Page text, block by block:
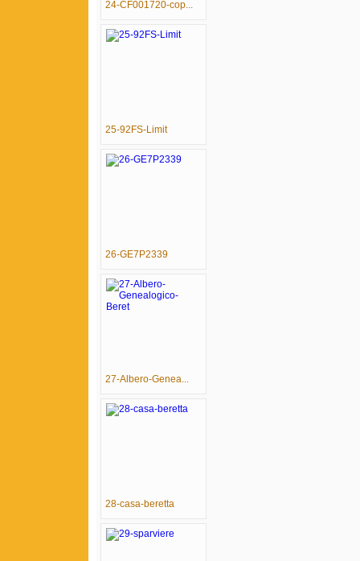
24-CF001720-cop...
25-92FS-Limit
26-GE7P2339
27-Albero-Genea...
28-casa-beretta